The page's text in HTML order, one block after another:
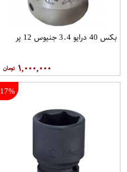
بکس 40 درایو 3.4 جنیوس 12 پر
۱,۰۰۰,۰۰۰
17%